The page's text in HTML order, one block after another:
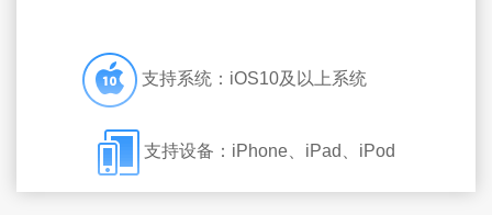
支持系统：iOS10及以上系统
支持设备：iPhone、iPad、iPod